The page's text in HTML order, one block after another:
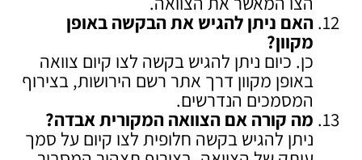
האם ניתן להגיש את הבקשה באופן
מקוון?
כן. כיום ניתן להגיש בקשה לצו קיום צוואה
באופן מקוון דרך אתר רשם הירושות, בצירוף
המסמכים הנדרשים.
מה קורה אם הצוואה המקורית אבדה?
ניתן להגיש בקשה חלופית לצו קיום על סמך